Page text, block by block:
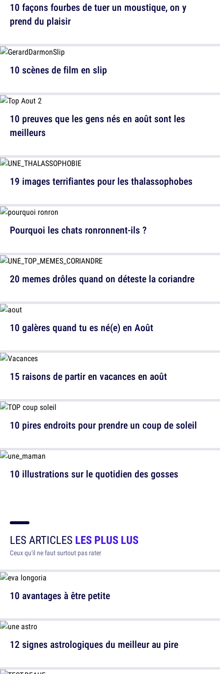
10 façons fourbes de tuer un moustique, on y
prend du plaisir
10 preuves que les gens nés en août sont les
meilleurs
Pourquoi les chats ronronnent-ils ?
10 galères quand tu es né(e) en Août
10 pires endroits pour prendre un coup de soleil
10 scènes de film en slip
19 images terrifiantes pour les thalassophobes
20 memes drôles quand on déteste la coriandre
15 raisons de partir en vacances en août
10 illustrations sur le quotidien des gosses
LES ARTICLES LES PLUS LUS
Ceux qu'il ne faut surtout pas rater
10 avantages à être petite
12 signes astrologiques du meilleur au pire